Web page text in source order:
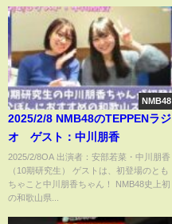
NMB48
2025/2/8 NMB48のTEPPENラジ
オ ゲスト：中川朋香
2025/2/8OA 出演者：安部若菜・中川朋香
（10期研究生） ゲストは、初登場のとも
ちゃこと中川朋香ちゃん！ NMB48史上初
の和歌山県...